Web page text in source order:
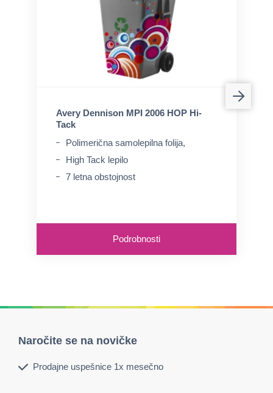
Avery Dennison MPI 2006 HOP Hi-
Tack
Polimerična samolepilna folija,
High Tack lepilo
7 letna obstojnost
Podrobnosti
Naročite se na novičke
Prodajne uspešnice 1x mesečno